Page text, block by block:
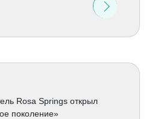
Rosa Springs открыл
поколение»